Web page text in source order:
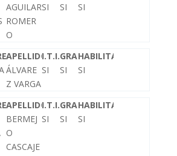
AGUILAR
ROMER
O
SI
SI
SI
APELLIDOS
ÁLVARE
Z VARGA
I.T.I.
SI
GRADO
SI
HABILITADO
SI
APELLIDOS
BERMEJ
O
CASCAJE
I.T.I.
SI
GRADO
SI
HABILITADO
SI